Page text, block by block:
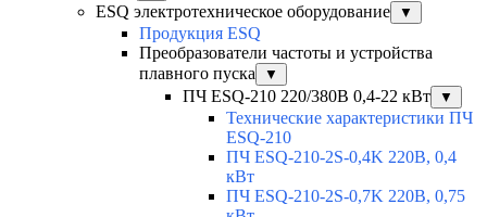
ESQ электротехническое оборудование ▼
Продукция ESQ
Преобразователи частоты и устройства
плавного пуска
▼
ПЧ ESQ-210 220/380В 0,4-22 кВт ▼
Технические характеристики ПЧ
ESQ-210
ПЧ ESQ-210-2S-0,4K 220В, 0,4
кВт
ПЧ ESQ-210-2S-0,7K 220В, 0,75